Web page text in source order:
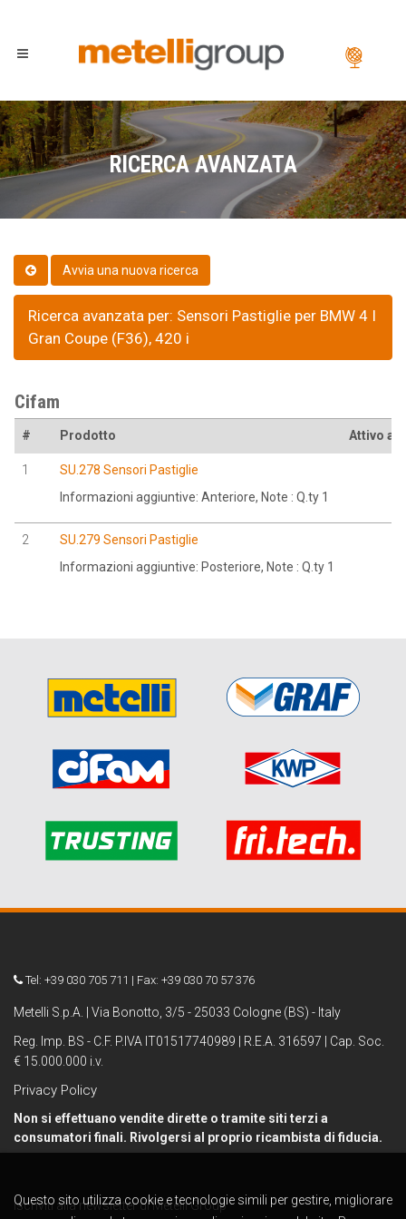
RICERCA AVANZATA
Ricerca avanzata per: Sensori Pastiglie per BMW 4 I
Gran Coupe (F36), 420 i
Cifam
# Prodotto Attivo
1
SU.278 Sensori Pastiglie
Informazioni aggiuntive: Anteriore, Note : Q.ty 1
2
SU.279 Sensori Pastiglie
Informazioni aggiuntive: Posteriore, Note : Q.ty 1
Tel: +39 030 705 711 | Fax: +39 030 70 57 376
Metelli S.p.A. | Via Bonotto, 3/5 - 25033 Cologne (BS) - Italy
Reg. Imp. BS - C.F. P.IVA IT01517740989 | R.E.A. 316597 | Cap. Soc.
€ 15.000.000 i.v.
Privacy Policy
Non si effettuano vendite dirette o tramite siti terzi a
consumatori finali. Rivolgersi al proprio ricambista di fiducia.
Iscriviti alla newsletter di Metelli Group
Questo sito utilizza cookie e tecnologie simili per gestire, migliorare